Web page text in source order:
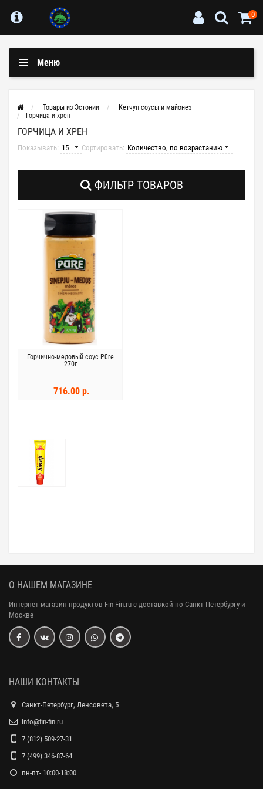
0
Меню
Товары из Эстонии
Кетчуп соусы и майонез
Горчица и хрен
ГОРЧИЦА И ХРЕН
Показывать: Сортировать:
ФИЛЬТР ТОВАРОВ
Горчично-медовый соус Pūre
270г
716.00 р.
О НАШЕМ МАГАЗИНЕ
Интернет-магазин продуктов Fin-Fin.ru с доставкой по Санкт-Петербургу и
Москве
НАШИ КОНТАКТЫ
Санкт-Петербург, Ленсовета, 5
info@fin-fin.ru
7 (812) 509-27-31
7 (499) 346-87-64
пн-пт- 10:00-18:00